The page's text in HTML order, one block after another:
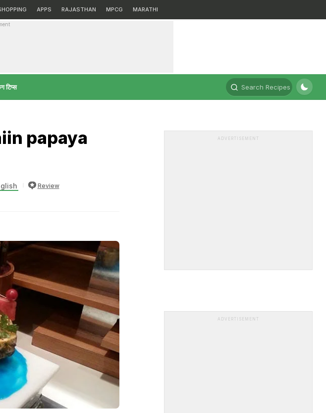
APPS RAJASTHAN MPCG MARATHI
टिप्स Search Recipes
papaya
Review
ADVERTISEMENT
ADVERTISEMENT